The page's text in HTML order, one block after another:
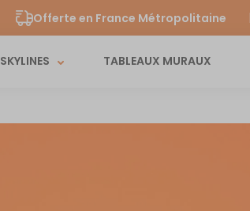
Offerte en France Métropolitaine
SKYLINES TABLEAUX MURAUX